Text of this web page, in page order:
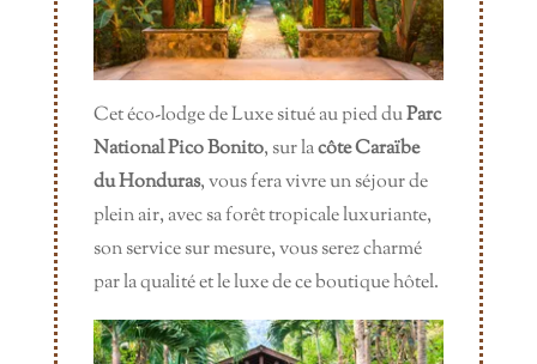
Cet éco-lodge de Luxe situé au pied duParc
National Pico Bonito, sur lacôte Caraïbe
du Honduras, vous fera vivre un séjour de
plein air, avec sa forêt tropicale luxuriante,
son service sur mesure, vous serez charmé
par la qualité et le luxe de ce boutique hôtel.